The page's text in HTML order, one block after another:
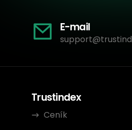
E-mail
Trustindex
Ceník